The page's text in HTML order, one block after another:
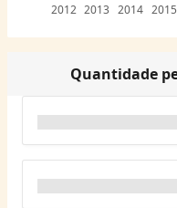
2012 2013 2014 2015
Quantidade